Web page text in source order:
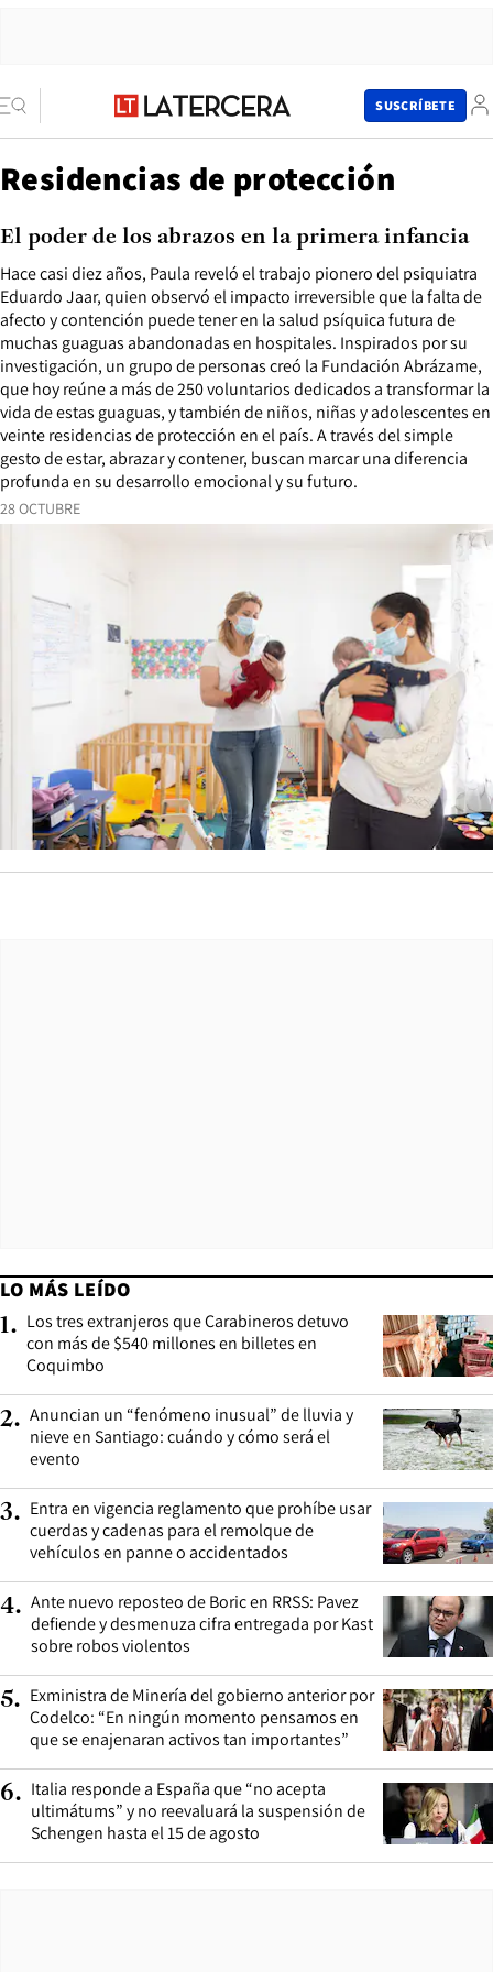
SUSCRÍBETE
Residencias de protección
28 OCTUBRE
Hace casi diez años, Paula reveló el trabajo pionero del psiquiatra
Eduardo Jaar, quien observó el impacto irreversible que la falta de
afecto y contención puede tener en la salud psíquica futura de
muchas guaguas abandonadas en hospitales. Inspirados por su
investigación, un grupo de personas creó la Fundación Abrázame,
que hoy reúne a más de 250 voluntarios dedicados a transformar la
vida de estas guaguas, y también de niños, niñas y adolescentes en
veinte residencias de protección en el país. A través del simple
gesto de estar, abrazar y contener, buscan marcar una diferencia
profunda en su desarrollo emocional y su futuro.
El poder de los abrazos en la primera infancia
LO MÁS LEÍDO
1. Los tres extranjeros que Carabineros detuvo
con más de $540 millones en billetes en
Coquimbo
2. Anuncian un “fenómeno inusual” de lluvia y
nieve en Santiago: cuándo y cómo será el
evento
3. Entra en vigencia reglamento que prohíbe usar
cuerdas y cadenas para el remolque de
vehículos en panne o accidentados
4. Ante nuevo reposteo de Boric en RRSS: Pavez
defiende y desmenuza cifra entregada por Kast
sobre robos violentos
5. Exministra de Minería del gobierno anterior por
Codelco: “En ningún momento pensamos en
que se enajenaran activos tan importantes”
6. Italia responde a España que “no acepta
ultimátums” y no reevaluará la suspensión de
Schengen hasta el 15 de agosto